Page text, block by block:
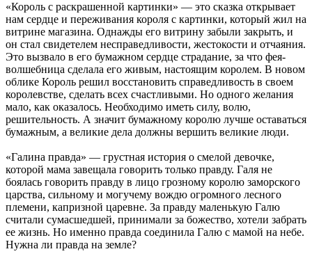
«Король с раскрашенной картинки» — это сказка открывает
нам сердце и переживания короля с картинки, который жил на
витрине магазина. Однажды его витрину забыли закрыть, и
он стал свидетелем несправедливости, жестокости и отчаяния.
Это вызвало в его бумажном сердце страдание, за что фея-
волшебница сделала его живым, настоящим королем. В новом
облике Король решил восстановить справедливость в своем
королевстве, сделать всех счастливыми. Но одного желания
мало, как оказалось. Необходимо иметь силу, волю,
решительность. А значит бумажному королю лучше оставаться
бумажным, а великие дела должны вершить великие люди.
«Галина правда» — грустная история о смелой девочке,
которой мама завещала говорить только правду. Галя не
боялась говорить правду в лицо грозному королю заморского
царства, сильному и могучему вождю огромного лесного
племени, капризной царевне. За правду маленькую Галю
считали сумасшедшей, принимали за божество, хотели забрать
ее жизнь. Но именно правда соединила Галю с мамой на небе.
Нужна ли правда на земле?